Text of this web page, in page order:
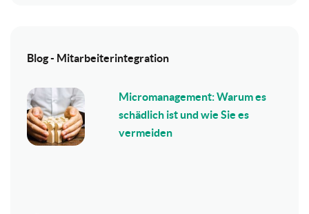
Blog - Mitarbeiterintegration
Micromanagement: Warum es
schädlich ist und wie Sie es
vermeiden